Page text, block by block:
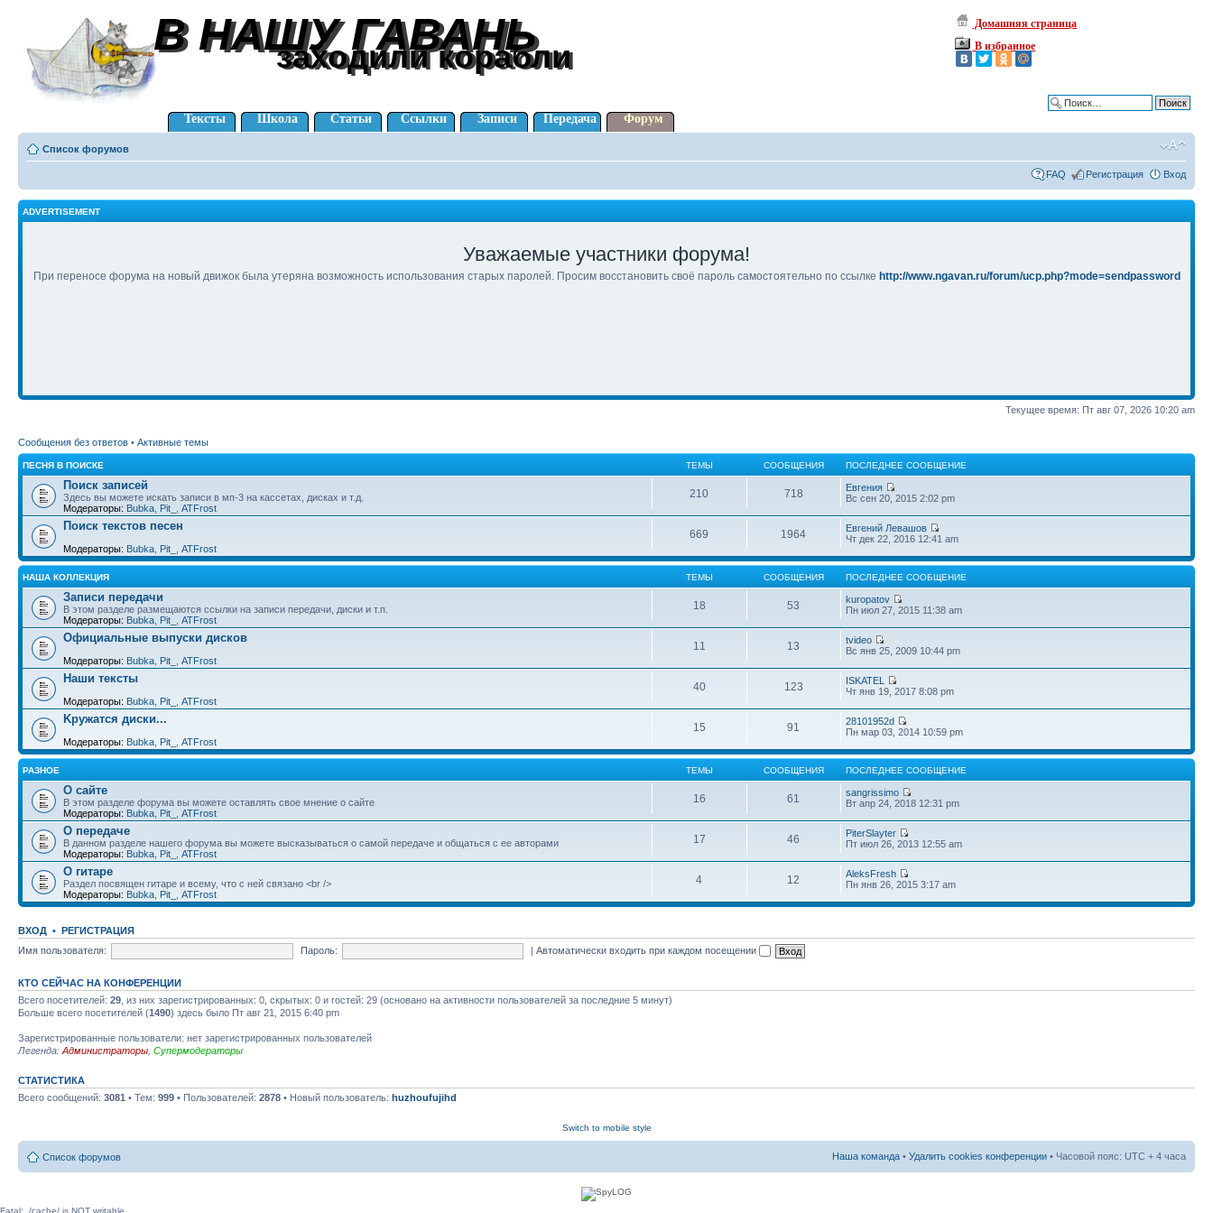
В НАШУ ГАВАНЬ
В НАШУ ГАВАНЬ
заходили корабли
заходили корабли
Домашняя страница
В избранное
Тексты Школа Статьи Ссылки Записи Передача Форум
Список форумов
FAQ Регистрация Вход
ADVERTISEMENT
Уважаемые участники форума!
При переносе форума на новый движок была утеряна возможность использования старых паролей. Просим восстановить своё пароль самостоятельно по ссылке http://www.ngavan.ru/forum/ucp.php?mode=sendpassword
Текущее время: Пт авг 07, 2026 10:20 am
Сообщения без ответов • Активные темы
ПЕСНЯ В ПОИСКЕ ТЕМЫ СООБЩЕНИЯ ПОСЛЕДНЕЕ СООБЩЕНИЕ
Поиск записей
Здесь вы можете искать записи в мп-3 на кассетах, дисках и т.д.
Модераторы: Bubka Pit_ ATFrost
210 718
Евгения
Вс сен 20, 2015 2:02 pm
Поиск текстов песен
Модераторы: Bubka Pit_ ATFrost
669 1964
Евгений Левашов
Чт дек 22, 2016 12:41 am
НАША КОЛЛЕКЦИЯ ТЕМЫ СООБЩЕНИЯ ПОСЛЕДНЕЕ СООБЩЕНИЕ
Записи передачи
В этом разделе размещаются ссылки на записи передачи, диски и т.п.
Модераторы: Bubka Pit_ ATFrost
18 53
kuropatov
Пн июл 27, 2015 11:38 am
Официальные выпуски дисков
Модераторы: Bubka Pit_ ATFrost
11 13
tvideo
Вс янв 25, 2009 10:44 pm
Наши тексты
Модераторы: Bubka Pit_ ATFrost
40 123
ISKATEL
Чт янв 19, 2017 8:08 pm
Kружатся диски...
Модераторы: Bubka Pit_ ATFrost
15 91
28101952d
Пн мар 03, 2014 10:59 pm
РАЗНОЕ ТЕМЫ СООБЩЕНИЯ ПОСЛЕДНЕЕ СООБЩЕНИЕ
О сайте
В этом разделе форума вы можете оставлять свое мнение о сайте
Модераторы: Bubka Pit_ ATFrost
16 61
sangrissimo
Вт апр 24, 2018 12:31 pm
О передаче
В данном разделе нашего форума вы можете высказываться о самой передаче и общаться с ее авторами
Модераторы: Bubka Pit_ ATFrost
17 46
PiterSlayter
Пт июл 26, 2013 12:55 am
О гитаре
Раздел посвящен гитаре и всему, что с ней связано <br />
Модераторы: Bubka Pit_ ATFrost
4 12
AleksFresh
Пн янв 26, 2015 3:17 am
ВХОД • РЕГИСТРАЦИЯ
Имя пользователя:
Пароль: |Автоматически входить при каждом посещении
КТО СЕЙЧАС НА КОНФЕРЕНЦИИ
Всего посетителей: 29 , из них зарегистрированных: 0, скрытых: 0 и гостей: 29 (основано на активности пользователей за последние 5 минут)
Больше всего посетителей (1490) здесь было Пт авг 21, 2015 6:40 pm
Зарегистрированные пользователи: нет зарегистрированных пользователей
Легенда: Администраторы Супермодераторы
СТАТИСТИКА
Всего сообщений: 3081 • Тем: 999 • Пользователей: 2878 • Новый пользователь: huzhoufujihd
Switch to mobile style
Список форумов Наша команда • Удалить cookies конференции • Часовой пояс: UTC + 4 часа
Fatal: ./cache/ is NOT writable.